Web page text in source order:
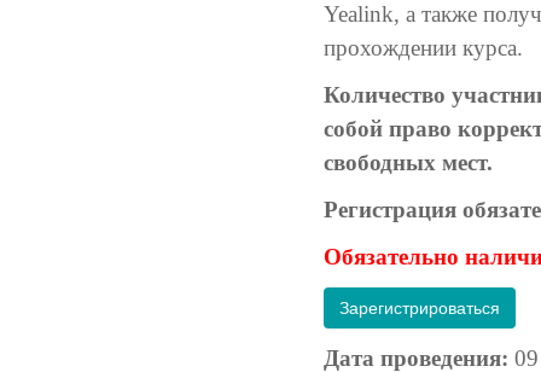
Yealink, а также
прохождении курса.
Количество
собой право
свободных мест.
Регистрация
Обязательно
Зарегистрироваться
Дата проведения: